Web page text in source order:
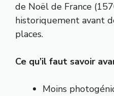
de Noël de France
historiquement avant
places.
Ce qu’il faut savoir
Moins